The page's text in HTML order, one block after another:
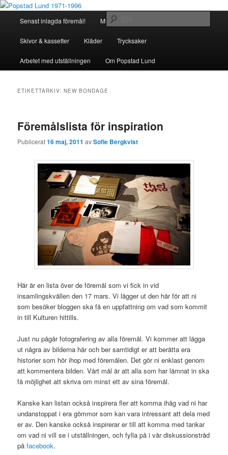
Hoppa
innehåll
Hoppa
sekundärt
innehållPopstad Lund 1971-1996
Föremålsinsamling
Senast inlagda föremål! Musikinstrument
Skivor & kassetter Kläder Trycksaker
Arbetet med utställningen Om Popstad Lund
ETIKETTARKIV:NEW BONDAGE
Föremålslista för inspiration
Publicerat16 maj, 2011 avSofie Bergkvist
Här är en lista över de föremål som vi fick in vid
insamlingskvällen den 17 mars. Vi lägger ut den här för att ni
som besöker bloggen ska få en uppfattning om vad som kommit
in till Kulturen hittills.
Just nu pågår fotografering av alla föremål. Vi kommer att lägga
ut några av bilderna här och ber samtidigt er att berätta era
historier som hör ihop med föremålen. Det gör ni enklast genom
att kommentera bilden. Vårt mål är att alla som har lämnat in ska
få möjlighet att skriva om minst ett av sina föremål.
Kanske kan listan också inspirera fler att komma ihåg vad ni har
undanstoppat i era gömmor som kan vara intressant att dela med
er av. Den kanske också inspirerar er till att komma med tankar
om vad ni vill se i utställningen, och fylla på i vår diskussionstråd
påfacebook.